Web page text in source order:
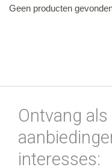
Geen producten
Ontvang
interesses: